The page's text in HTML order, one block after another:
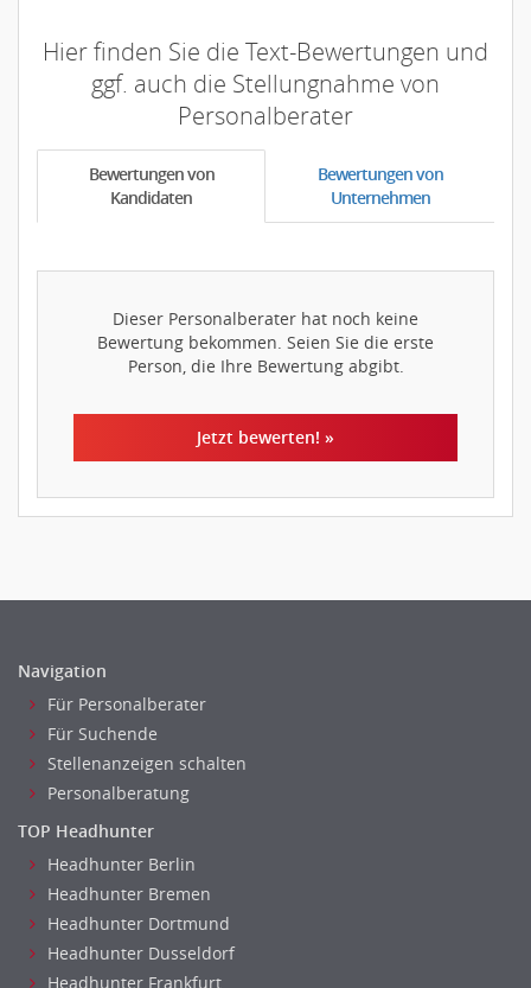
Hier finden Sie die Text-Bewertungen und
ggf. auch die Stellungnahme von
Personalberater
Bewertungen von
Kandidaten
Bewertungen von
Unternehmen
Dieser Personalberater hat noch keine
Bewertung bekommen. Seien Sie die erste
Person, die Ihre Bewertung abgibt.
Jetzt bewerten! »
Navigation
Für Personalberater
Für Suchende
Stellenanzeigen schalten
Personalberatung
TOP Headhunter
Headhunter Berlin
Headhunter Bremen
Headhunter Dortmund
Headhunter Dusseldorf
Headhunter Frankfurt